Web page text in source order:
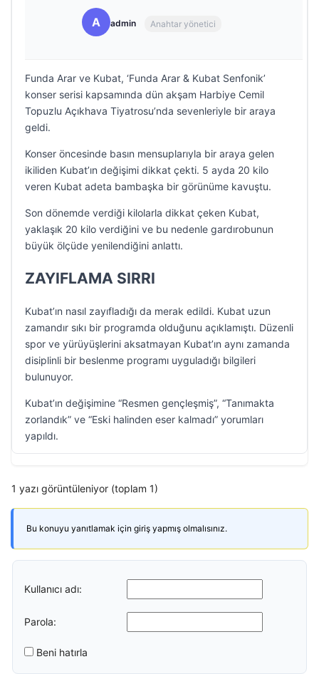
A admin Anahtar yönetici
Funda Arar ve Kubat, ‘Funda Arar & Kubat Senfonik’
konser serisi kapsamında dün akşam Harbiye Cemil
Topuzlu Açıkhava Tiyatrosu’nda sevenleriyle bir araya
geldi.
Konser öncesinde basın mensuplarıyla bir araya gelen
ikiliden Kubat’ın değişimi dikkat çekti. 5 ayda 20 kilo
veren Kubat adeta bambaşka bir görünüme kavuştu.
Son dönemde verdiği kilolarla dikkat çeken Kubat,
yaklaşık 20 kilo verdiğini ve bu nedenle gardırobunun
büyük ölçüde yenilendiğini anlattı.
ZAYIFLAMA SIRRI
Kubat’ın nasıl zayıfladığı da merak edildi. Kubat uzun
zamandır sıkı bir programda olduğunu açıklamıştı. Düzenli
spor ve yürüyüşlerini aksatmayan Kubat’ın aynı zamanda
disiplinli bir beslenme programı uyguladığı bilgileri
bulunuyor.
Kubat’ın değişimine “Resmen gençleşmiş”, “Tanımakta
zorlandık” ve “Eski halinden eser kalmadı” yorumları
yapıldı.
1 yazı görüntüleniyor (toplam 1)
Bu konuyu yanıtlamak için giriş yapmış olmalısınız.
Kullanıcı adı:
Parola:
Beni hatırla